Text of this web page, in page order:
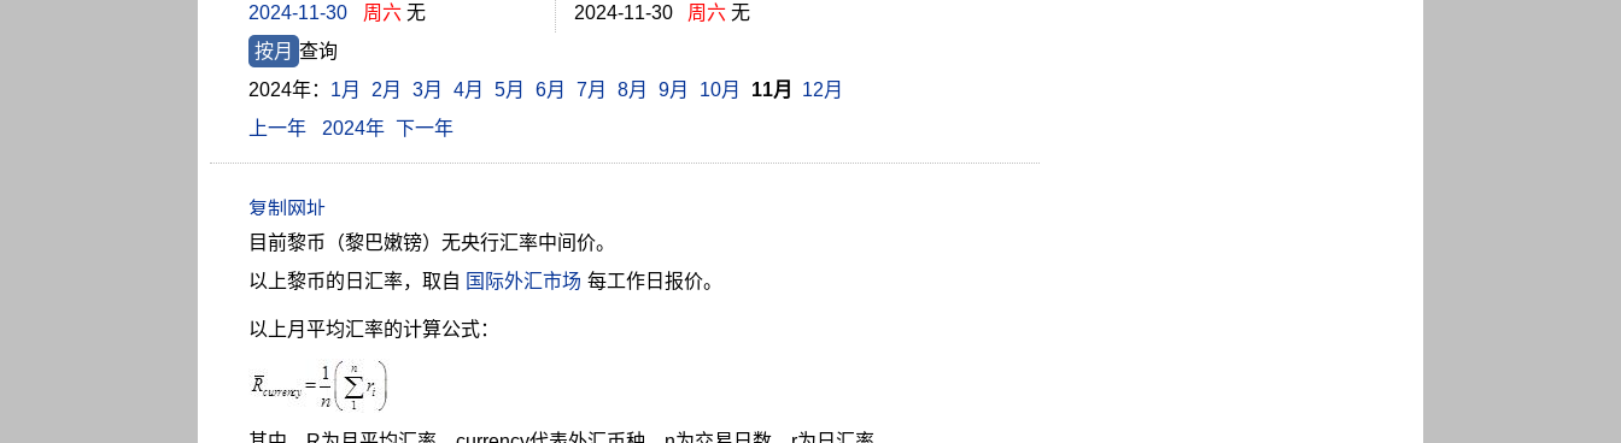
2024-11-30
周六无
2024-11-30 周六无
按月 查询
2024年： 1月 2月 3月 4月 5月 6月 7月 8月 9月 10月 11月
12月
上一年
2024年 下一年
目前黎币（黎巴嫩镑）无央行汇率中间价。
以上黎币的日汇率，取自 国际外汇市场 每工作日报价。
以上月平均汇率的计算公式：